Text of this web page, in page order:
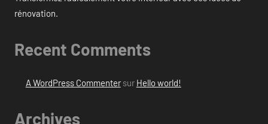
rénovation.
Recent Comments
A WordPress Commentersur Hello world!
Archives